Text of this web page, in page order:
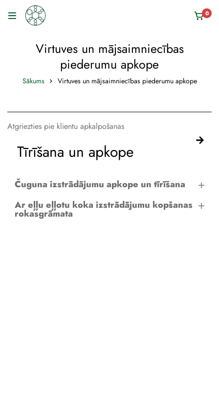
0
Virtuves un mājsaimniecības
piederumu apkope
Sākums Virtuves un mājsaimniecības piederumu apkope
Atgriezties pie klientu apkalpošanas
Tīrīšana un apkope
Čuguna izstrādājumu apkope un tīrīšana
Ar eļļu eļļotu koka izstrādājumu kopšanas
rokasgrāmata